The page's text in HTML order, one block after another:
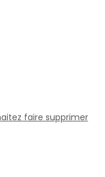
faire supprimer